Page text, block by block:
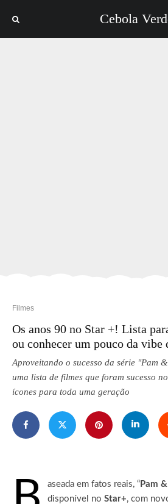
Cebola
Filmes
Os anos 90 no Star +! Lista
ou conhecer um pouco da vibe
Aproveitando o sucesso da série "Pam
uma lista de filmes que foram sucesso
ícones para toda uma geração
aseada em fatos reais, “ Pam
disponível no Star+, com